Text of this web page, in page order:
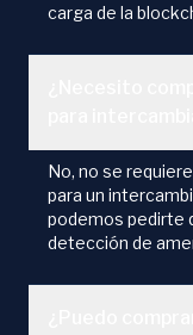
carga de la
No, no se
para un
podemos pedirte
detección de